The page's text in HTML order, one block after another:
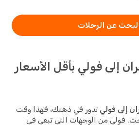
عن الرحلات
إلى فولي بأقل الأسعار
إلى فولي تدور في ذهنك، فهذا وقت
فولي من الوجهات التي تبقى في